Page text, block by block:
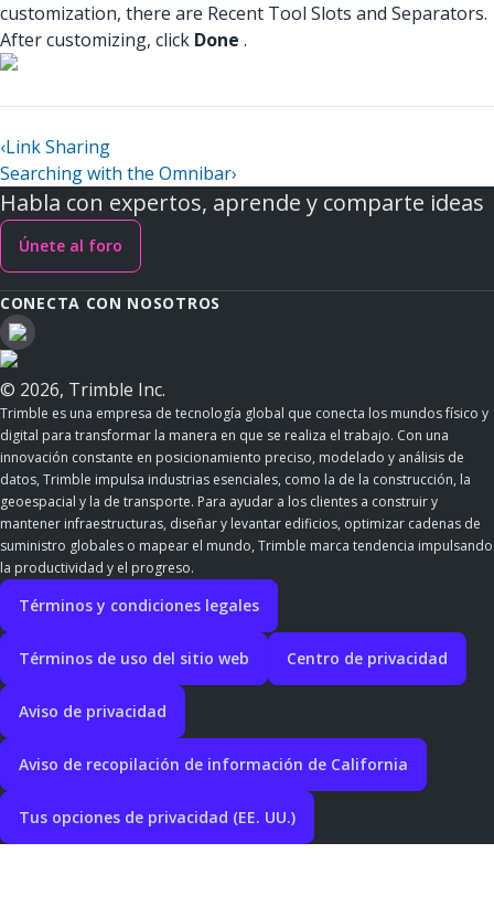
customization, there are Recent Tool Slots and Separators.
After customizing, click Done .
‹Link Sharing
Searching with the Omnibar›
Habla con expertos, aprende y comparte ideas
Únete al foro
CONECTA CON NOSOTROS
© 2026, Trimble Inc.
Trimble es una empresa de tecnología global que conecta los mundos físico y
digital para transformar la manera en que se realiza el trabajo. Con una
innovación constante en posicionamiento preciso, modelado y análisis de
datos, Trimble impulsa industrias esenciales, como la de la construcción, la
geoespacial y la de transporte. Para ayudar a los clientes a construir y
mantener infraestructuras, diseñar y levantar edificios, optimizar cadenas de
suministro globales o mapear el mundo, Trimble marca tendencia impulsando
la productividad y el progreso.
Términos y condiciones legales
Términos de uso del sitio web Centro de privacidad
Aviso de privacidad
Aviso de recopilación de información de California
Tus opciones de privacidad (EE. UU.)